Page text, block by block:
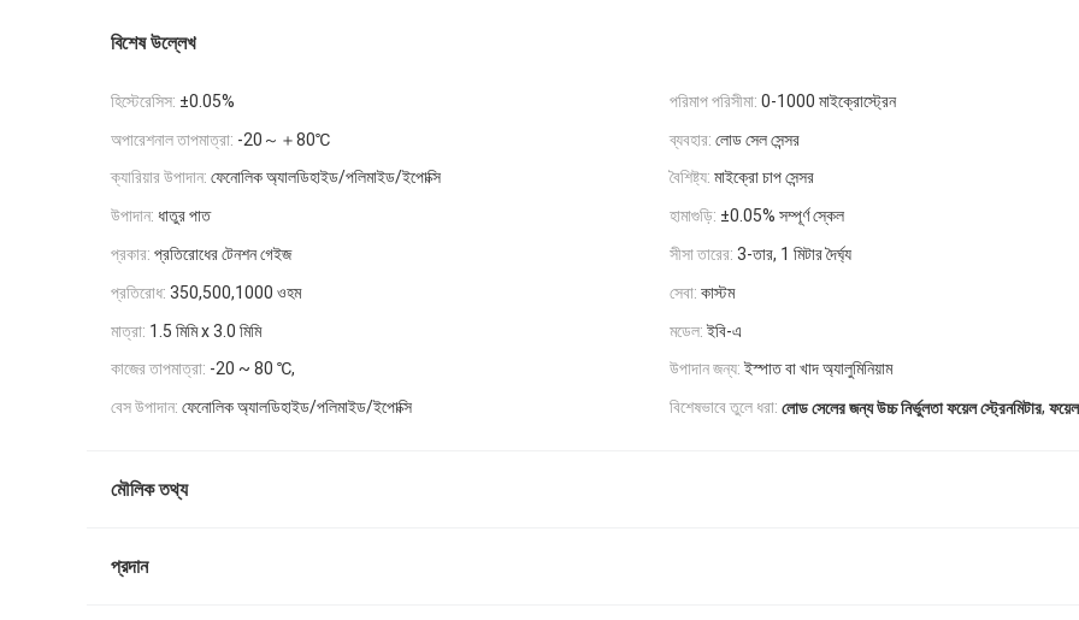
বিশেষ উল্লেখ
হিস্টেরেসিস: ±0.05% পরিমাপ পরিসীমা: 0-1000 মাইক্রোস্ট্রেন
অপারেশনাল তাপমাত্রা: -20～＋80℃ ব্যবহার: লোড সেল সেন্সর
ক্যারিয়ার উপাদান: ফেনোলিক অ্যালডিহাইড/পলিমাইড/ইপোক্সি বৈশিষ্ট্য: মাইক্রো চাপ সেন্সর
উপাদান: ধাতুর পাত হামাগুড়ি: ±0.05% সম্পূর্ণ স্কেল
প্রকার: প্রতিরোধের টেনশন গেইজ সীসা তারের: 3-তার, 1 মিটার দৈর্ঘ্য
প্রতিরোধ: 350,500,1000 ওহম সেবা: কাস্টম
মাত্রা: 1.5 মিমি x 3.0 মিমি মডেল: ইবি-এ
কাজের তাপমাত্রা: -20 ~ 80 ℃, উপাদান জন্য: ইস্পাত বা খাদ অ্যালুমিনিয়াম
বেস উপাদান: ফেনোলিক অ্যালডিহাইড/পলিমাইড/ইপোক্সি বিশেষভাবে তুলে ধরা: লোড সেলের জন্য উচ্চ নির্ভুলতা ফয়েল স্ট্রেনমিটার, ফয়েল
মৌলিক তথ্য
প্রদান